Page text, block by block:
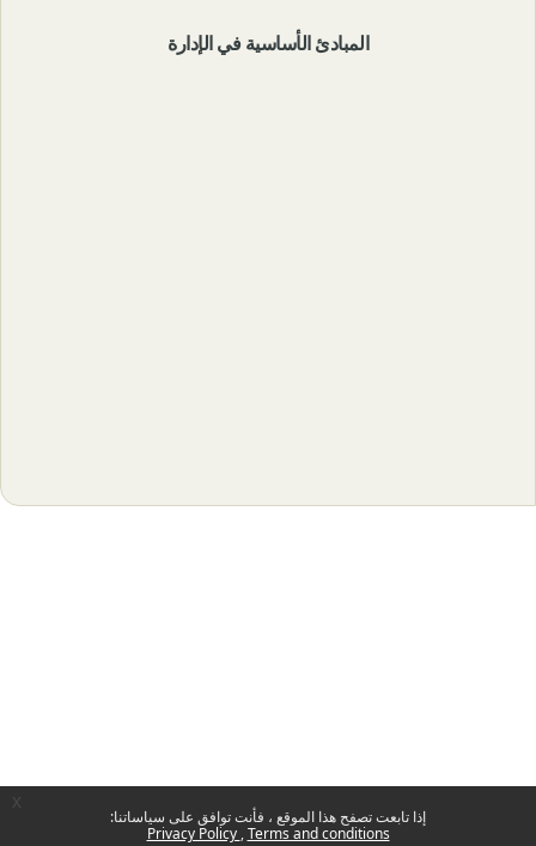
إذا تابعت تصفح هذا الموقع ، فأنت توافق على سياساتنا:
Privacy Policy Terms and conditions
المبادئ الأساسية في الإدارة